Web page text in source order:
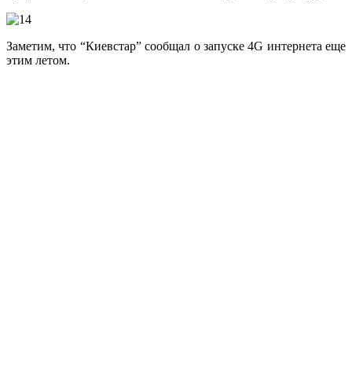
Заметим, что “Киевстар” сообщал о запуске 4G интернета еще
этим летом.